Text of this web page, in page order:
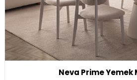
Neva Prime Yemek